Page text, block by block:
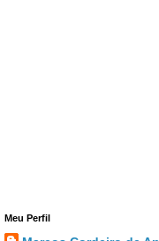
Meu Perfil